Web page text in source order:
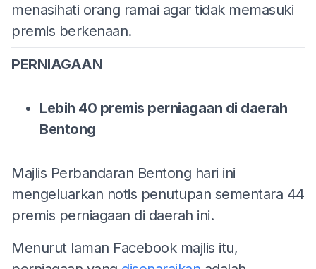
menasihati orang ramai agar tidak memasuki
premis berkenaan.
PERNIAGAAN
Lebih 40 premis perniagaan di daerah
Bentong
Majlis Perbandaran Bentong hari ini
mengeluarkan notis penutupan sementara 44
premis perniagaan di daerah ini.
Menurut laman Facebook majlis itu,